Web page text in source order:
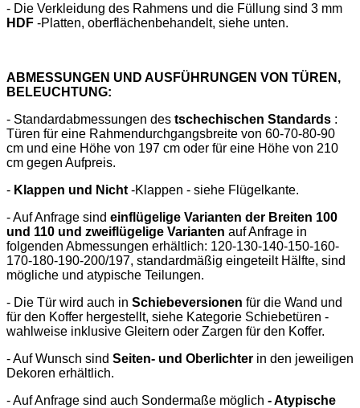
- Die Verkleidung des Rahmens und die Füllung sind 3 mm
HDF -Platten, oberflächenbehandelt, siehe unten.
ABMESSUNGEN UND AUSFÜHRUNGEN VON TÜREN,
BELEUCHTUNG:
- Standardabmessungen des tschechischen Standards :
Türen für eine Rahmendurchgangsbreite von 60-70-80-90
cm und eine Höhe von 197 cm oder für eine Höhe von 210
cm gegen Aufpreis.
- Klappen und Nicht -Klappen - siehe Flügelkante.
- Auf Anfrage sind einflügelige Varianten der Breiten 100
und 110 und zweiflügelige Varianten auf Anfrage in
folgenden Abmessungen erhältlich: 120-130-140-150-160-
170-180-190-200/197, standardmäßig eingeteilt Hälfte, sind
mögliche und atypische Teilungen.
- Die Tür wird auch in Schiebeversionen für die Wand und
für den Koffer hergestellt, siehe Kategorie Schiebetüren -
wahlweise inklusive Gleitern oder Zargen für den Koffer.
- Auf Wunsch sind Seiten- und Oberlichter in den jeweiligen
Dekoren erhältlich.
- Auf Anfrage sind auch Sondermaße möglich - Atypische